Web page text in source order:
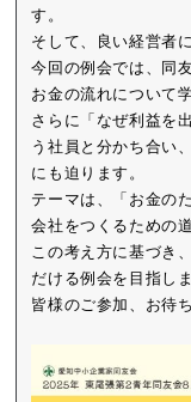
す。
そして、良い経営者
今回の例会では、同
お金の流れについて
さらに「なぜ利益を
う社員と分かち合い
にも迫ります。
テーマは、「お金の
会社をつくるための道
この考え方に基づき
だける例会を目指しま
皆様のご参加、お待